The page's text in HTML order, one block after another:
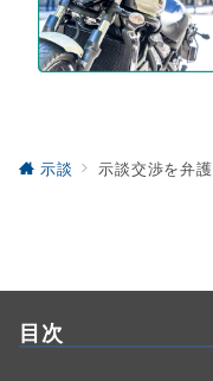
示談 示談交渉を弁
目次